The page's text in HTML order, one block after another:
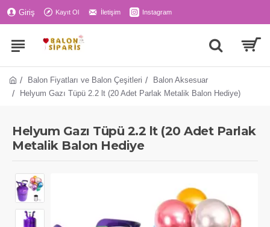
Giriş Kayıt Ol İletişim Instagram
Balon Fiyatları ve Balon Çeşitleri
Balon Aksesuar
Helyum Gazı Tüpü 2.2 lt (20 Adet Parlak Metalik Balon Hediye)
Helyum Gazı Tüpü 2.2 lt (20 Adet Parlak
Metalik Balon Hediye